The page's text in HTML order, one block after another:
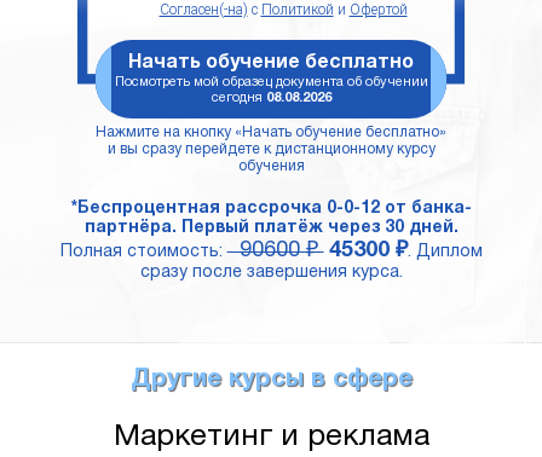
Согласен(-на) с Политикой и Офертой
Начать обучение бесплатно
Посмотреть мой образец документа об обучении
сегодня 08.08.2026
Нажмите на кнопку «Начать обучение бесплатно»
и вы сразу перейдете к дистанционному курсу
обучения
*Беспроцентная рассрочка 0-0-12 от банка-
партнёра. Первый платёж через 30 дней.
Полная стоимость:90600 ₽ 45300 ₽. Диплом
сразу после завершения курса.
Другие курсы в сфере
Маркетинг и реклама